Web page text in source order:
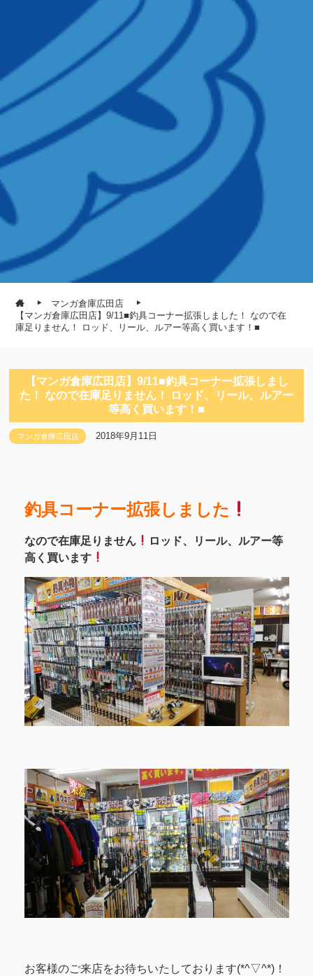
マンガ倉庫広田店
【マンガ倉庫広田店】9/11■釣具コーナー拡張しました！ なので在
庫足りません！ ロッド、リール、ルアー等高く買います！■
【マンガ倉庫広田店】9/11■釣具コーナー拡張しまし
た！ なので在庫足りません！ ロッド、リール、ルアー
等高く買います！■
マンガ倉庫広田店 2018年9月11日
釣具コーナー拡張しました
なので在庫足りません
ロッド、リール、ルアー等
高く買います
お客様のご来店をお待ちいたしております(*^▽^*)！